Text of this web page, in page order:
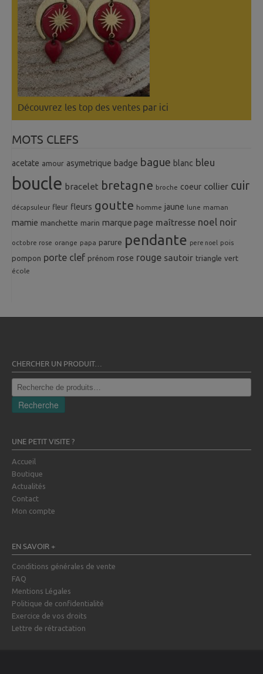
Découvrez les top des ventes par ici
MOTS CLEFS
acetate amour asymetrique badge bague blanc bleu
boucle bracelet bretagne broche coeur collier cuir
décapsuleur fleur fleurs goutte homme jaune lune maman
mamie manchette marin marque page maîtresse noel noir
octobre rose orange papa parure pendante pere noel pois
pompon porte clef prénom rose rouge sautoir triangle vert
école
CHERCHER UN PRODUIT…
Recherche
pour :
Recherche
UNE PETIT VISITE ?
Accueil
Boutique
Actualités
Contact
Mon compte
EN SAVOIR +
Conditions générales de vente
FAQ
Mentions Légales
Politique de confidentialité
Exercice de vos droits
Lettre de rétractation